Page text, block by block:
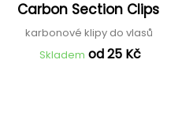
Carbon Section Clips
karbonové klipy do vlasů
Skladem od 25 Kč